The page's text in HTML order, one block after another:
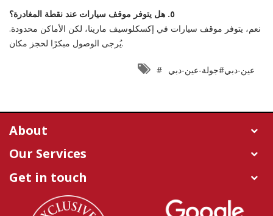
٥. هل يتوفر موقف سيارات عند نقطة المغادرة؟
نعم، يتوفر موقف سيارات في إكسكلوسيف مارينا، لكن الأماكن محدودة.
يُرجى الوصول مبكرًا لحجز مكان.
#عين-دبي#جولة-عين-دبي
About
Our Services
Get in touch